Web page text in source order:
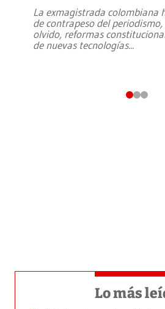
La exmagistrada colombiana
de contrapeso del
olvido, reformas
de nuevas tecnologías...
Lo más